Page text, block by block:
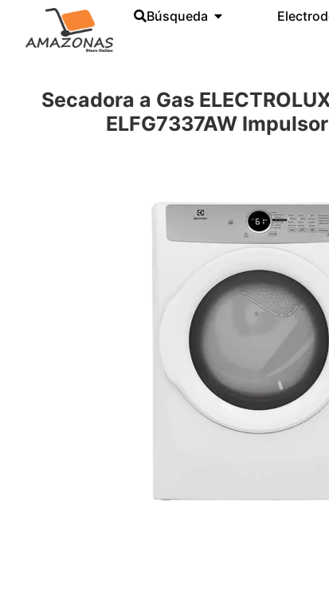
Búsqueda
Secadora a Gas
ELFG7337AW